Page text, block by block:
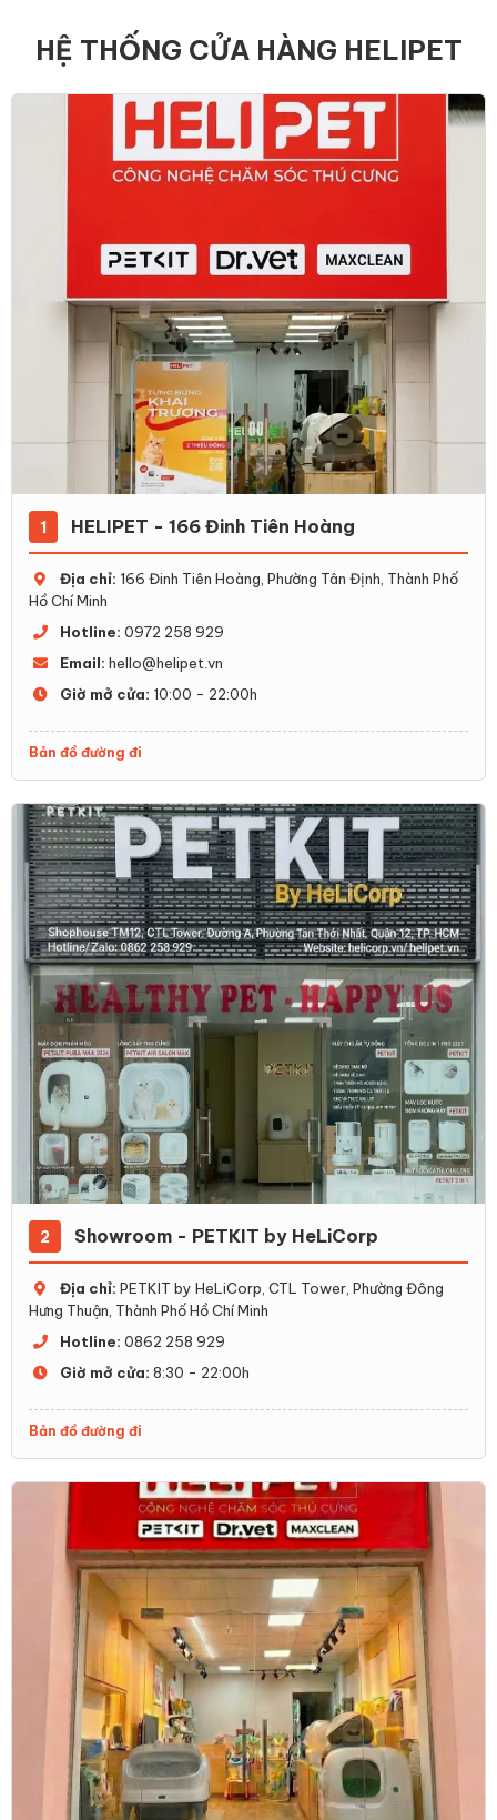
HỆ THỐNG CỬA HÀNG HELIPET
1 HELIPET - 166 Đinh Tiên Hoàng
Địa chỉ: 166 Đinh Tiên Hoàng, Phường Tân Định, Thành Phố
Hồ Chí Minh
Hotline: 0972 258 929
Email: hello@helipet.vn
Giờ mở cửa: 10:00 - 22:00h
Bản đồ đường đi
2 Showroom - PETKIT by HeLiCorp
Địa chỉ: PETKIT by HeLiCorp, CTL Tower, Phường Đông
Hưng Thuận, Thành Phố Hồ Chí Minh
Hotline: 0862 258 929
Giờ mở cửa: 8:30 - 22:00h
Bản đồ đường đi